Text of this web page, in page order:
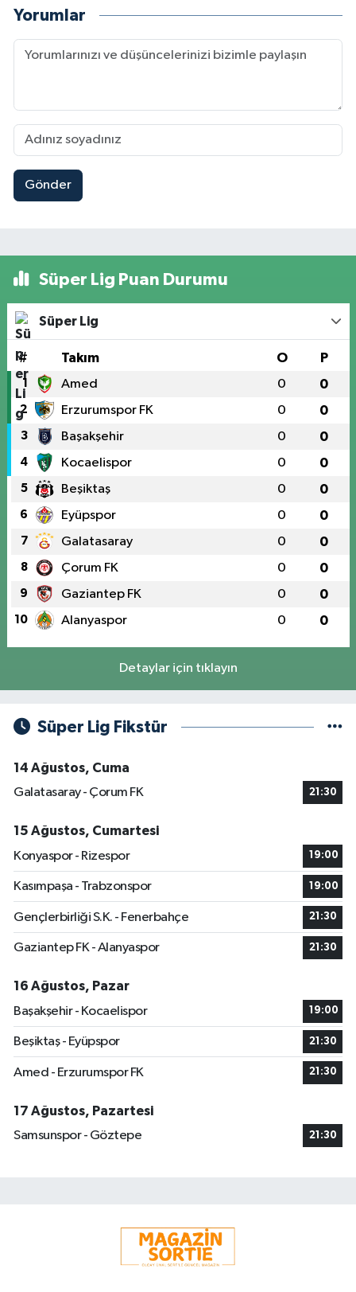
Yorumlar
Gönder
Süper Lig Puan Durumu
Süper Lig
# Takım O P
1 Amed 0 0
2 Erzurumspor FK 0 0
3 Başakşehir 0 0
4 Kocaelispor 0 0
5 Beşiktaş 0 0
6 Eyüpspor 0 0
7 Galatasaray 0 0
8 Çorum FK 0 0
9 Gaziantep FK 0 0
10 Alanyaspor 0 0
Detaylar için tıklayın
Süper Lig Fikstür
14 Ağustos, Cuma
Galatasaray - Çorum FK
21:30
15 Ağustos, Cumartesi
Konyaspor - Rizespor
19:00
Kasımpaşa - Trabzonspor 19:00
Gençlerbirliği S.K. - Fenerbahçe 21:30
Gaziantep FK - Alanyaspor 21:30
16 Ağustos, Pazar
Başakşehir - Kocaelispor
19:00
Beşiktaş - Eyüpspor 21:30
Amed - Erzurumspor FK 21:30
17 Ağustos, Pazartesi
Samsunspor - Göztepe
21:30